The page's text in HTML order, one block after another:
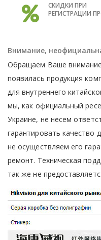
СКИДКИ ПРИ
РЕГИСТРАЦИИ
Внимание,
Обращаем Ваше
появилась продукция
для внутреннего
мы, как официальный
Украине, не несем
гарантировать качество
не осуществляем его
ремонт. Техническая
так же не